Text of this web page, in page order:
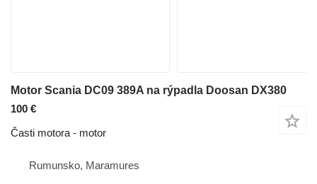
Motor Scania DC09 389A na rýpadla Doosan DX380
100 €
Časti motora - motor
Rumunsko, Maramures